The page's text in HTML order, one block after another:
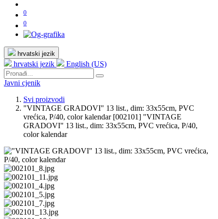
0
0
hrvatski jezik
hrvatski jezik English (US)
Javni cjenik
Svi proizvodi
"VINTAGE GRADOVI" 13 list., dim: 33x55cm, PVC
vrećica, P/40, color kalendar [002101] "VINTAGE
GRADOVI" 13 list., dim: 33x55cm, PVC vrećica, P/40,
color kalendar